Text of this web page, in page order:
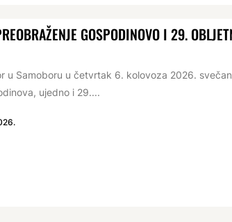
GOSPODINOVO I 29.
u Samoboru u četvrtak 6. kolovoza 2026.
ujedno i 29....